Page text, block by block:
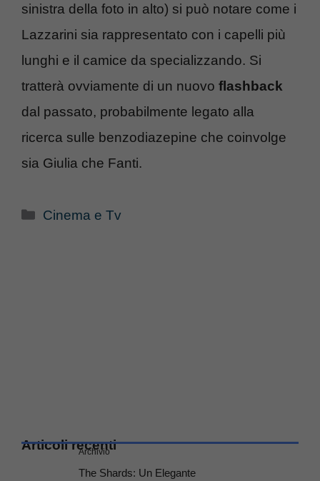
sinistra della foto in alto) si può notare come i
Lazzarini sia rappresentato con i capelli più
lunghi e il camice da specializzando. Si
tratterà ovviamente di un nuovo flashback
dal passato, probabilmente legato alla
ricerca sulle benzodiazepine che coinvolge
sia Giulia che Fanti.
Categorie
Cinema e Tv
Articoli recenti
Archivio
The Shards: Un Elegante